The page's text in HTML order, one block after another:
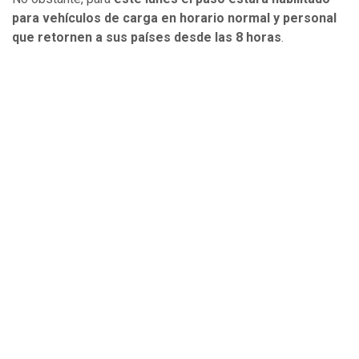
para vehículos de carga en horario normal y personal
que retornen a sus países desde las 8 horas